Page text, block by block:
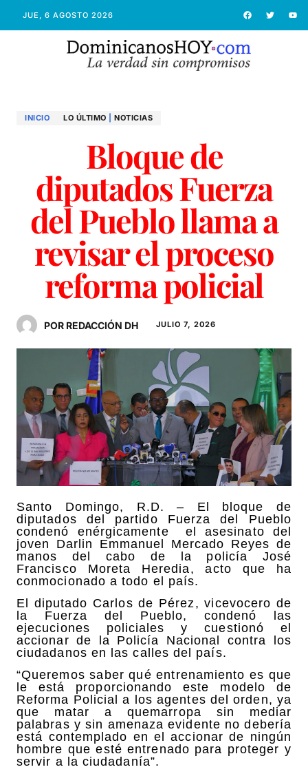
JUE, 6 AGOSTO 2026
INICIO LO ÚLTIMO NOTICIAS
Bloque de
diputados Fuerza
del Pueblo llama a
revisar el proceso
reforma policial
POR REDACCIÓN DH JULIO 7, 2026
Santo Domingo, R.D. – El bloque de
diputados del partido Fuerza del Pueblo
condenó enérgicamente
el asesinato del
joven Darlin Emmanuel Mercado Reyes de
manos del cabo de la policía José
Francisco Moreta Heredia, acto que ha
conmocionado a todo el país.
El diputado Carlos de Pérez, vicevocero de
la Fuerza del Pueblo, condenó las
ejecuciones policiales y cuestionó el
accionar de la Policía Nacional contra los
ciudadanos en las calles del país.
“Queremos saber qué entrenamiento es que
le está proporcionando este modelo de
Reforma Policial a los agentes del orden, ya
que matar a quemarropa sin mediar
palabras y sin amenaza evidente no debería
está contemplado en el accionar de ningún
hombre que esté entrenado para proteger y
servir a la ciudadanía”.